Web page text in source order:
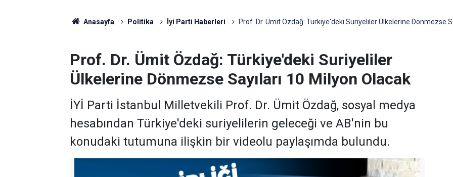
Anasayfa Politika İyi Parti Haberleri Prof. Dr. Ümit Özdağ: Türkiye'deki Suriyeliler Ülkelerine Dönmezse
Prof. Dr. Ümit Özdağ: Türkiye'deki Suriyeliler
Ülkelerine Dönmezse Sayıları 10 Milyon Olacak
İYİ Parti İstanbul Milletvekili Prof. Dr. Ümit Özdağ, sosyal medya
hesabından Türkiye'deki suriyelilerin geleceği ve AB'nin bu
konudaki tutumuna ilişkin bir videolu paylaşımda bulundu.